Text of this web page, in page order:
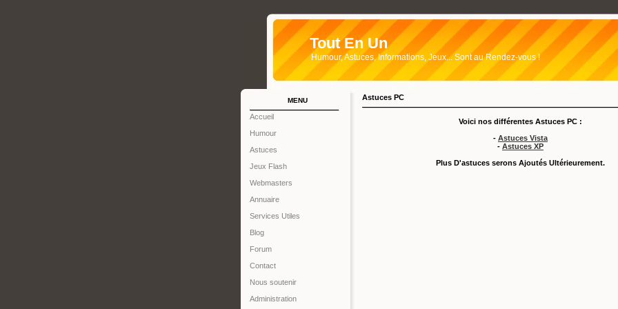
Tout En Un
Humour, Astuces, Informations, Jeux... Sont au Rendez-vous !
MENU
Accueil
Humour
Astuces
Jeux Flash
Webmasters
Annuaire
Services Utiles
Blog
Forum
Contact
Nous soutenir
Administration
Astuces PC
Voici nos différentes Astuces PC :
- Astuces Vista
- Astuces XP
Plus D'astuces serons Ajoutés Ultérieurement.